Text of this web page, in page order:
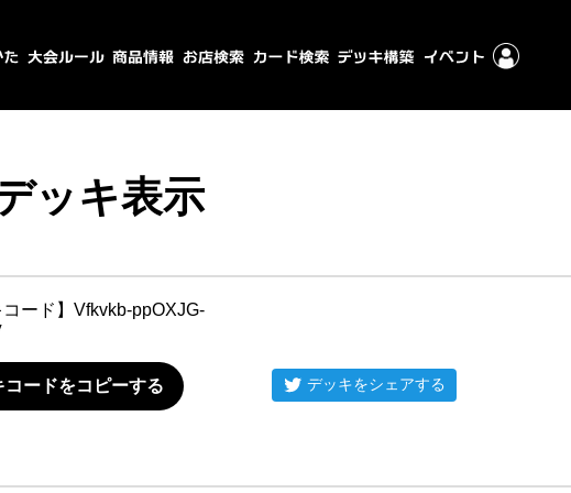
ッキ表示
ード】 Vfkvkb-ppOXJG-
コードをコピーする デッキをシェアする